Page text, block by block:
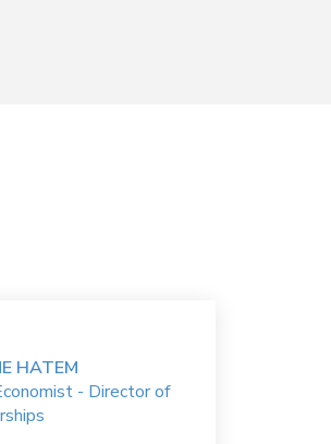
HATEM
- Director of